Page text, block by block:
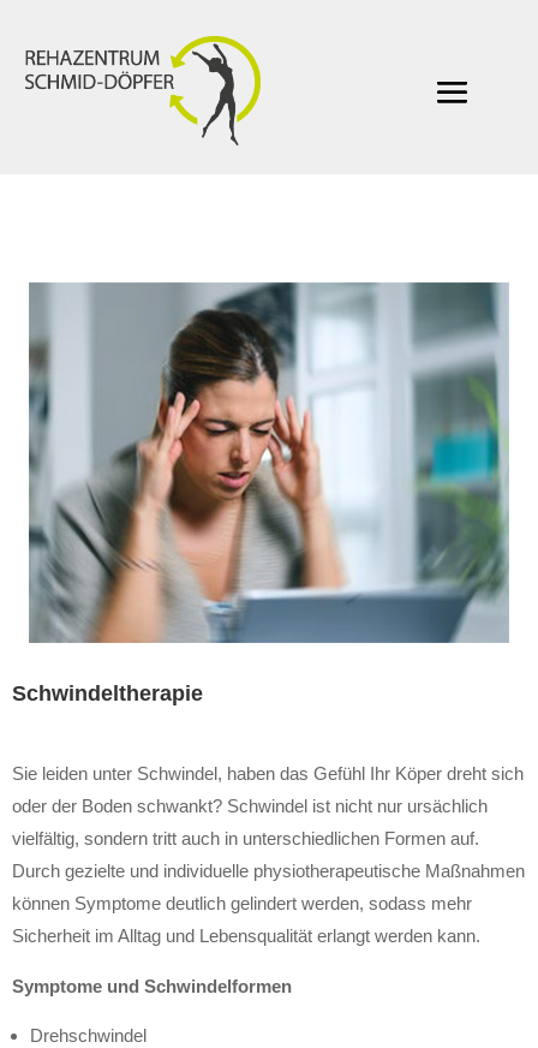
Schwindeltherapie
Sie leiden unter Schwindel, haben das Gefühl Ihr Köper dreht sich
oder der Boden schwankt? Schwindel ist nicht nur ursächlich
vielfältig, sondern tritt auch in unterschiedlichen Formen auf.
Durch gezielte und individuelle physiotherapeutische Maßnahmen
können Symptome deutlich gelindert werden, sodass mehr
Sicherheit im Alltag und Lebensqualität erlangt werden kann.
Symptome und Schwindelformen
Drehschwindel